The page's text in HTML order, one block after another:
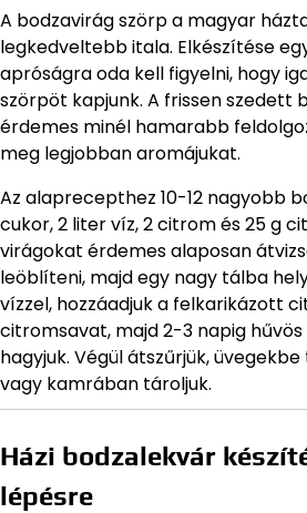
A bodzavirág szörp a magyar
legkedveltebb itala. Elkészítése
apróságra oda kell figyelni, hogy
szörpöt kapjunk. A frissen szedett
érdemes minél hamarabb
meg legjobban aromájukat.
Az alaprecepthez 10-12 nagyobb
cukor, 2 liter víz, 2 citrom és 25 g
virágokat érdemes alaposan
leöblíteni, majd egy nagy tálba
vízzel, hozzáadjuk a felkarikázott
citromsavat, majd 2-3 napig
hagyjuk. Végül átszűrjük,
vagy kamrában tároljuk.
Házi bodzalekvár
lépésre